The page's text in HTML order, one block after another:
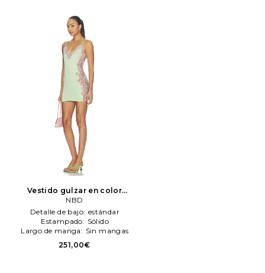
Vestido gulzar en color
Multi NBD
NBD
Detalle de bajo: estándar
Estampado: Sólido
Largo de manga: Sin mangas
251,00€